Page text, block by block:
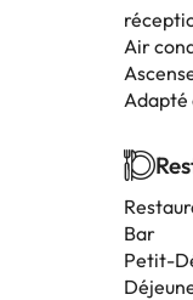
Air
Adapté
Bar
Petit-